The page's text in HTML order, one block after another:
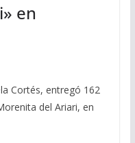
en
Cortés, entregó 162
del Ariari, en